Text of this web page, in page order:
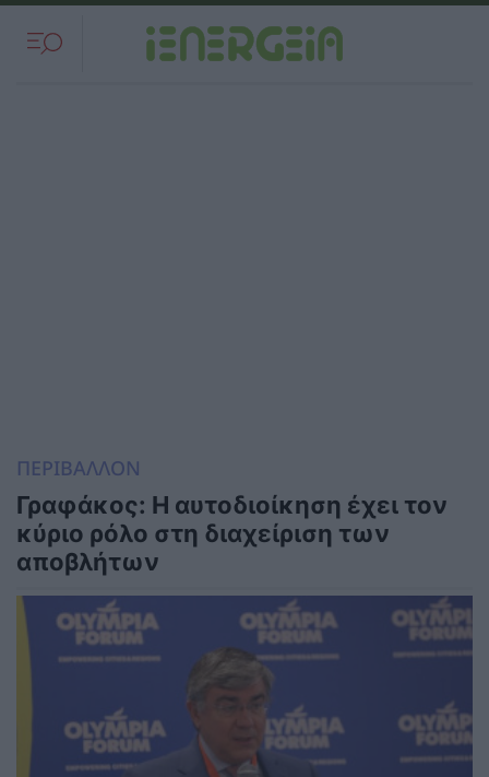
ΠΕΡΙΒΑΛΛΟΝ
Γραφάκος: Η αυτοδιοίκηση έχει τον
κύριο ρόλο στη διαχείριση των
αποβλήτων